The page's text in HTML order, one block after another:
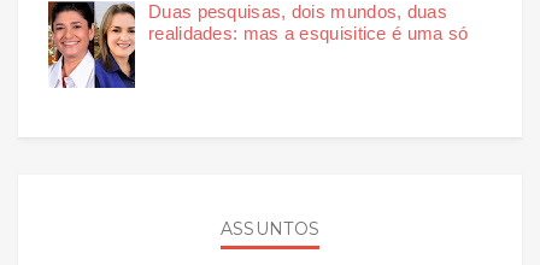
Duas pesquisas, dois mundos, duas
realidades: mas a esquisitice é uma só
ASSUNTOS